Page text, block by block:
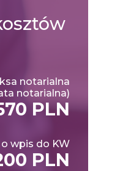
notarialna
notarialna)
PLN
wpis do KW
PLN